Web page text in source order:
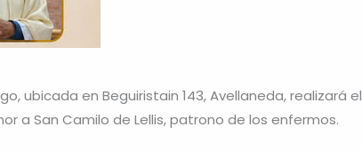
ubicada en Beguiristain 143, Avellaneda, realizará el
a San Camilo de Lellis, patrono de los enfermos.